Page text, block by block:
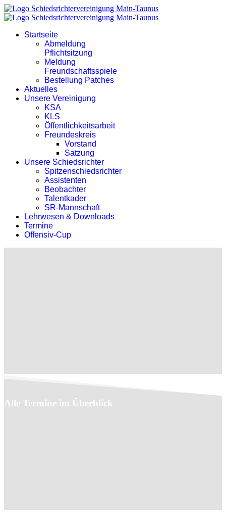
Startseite
Abmeldung
Pflichtsitzung
Meldung
Freundschaftsspiele
Bestellung Patches
Aktuelles
Unsere Vereinigung
KSA
KLS
Öffentlichkeitsarbeit
Freundeskreis
Vorstand
Satzung
Unsere Schiedsrichter
Spitzenschiedsrichter
Assistenten
Beobachter
Talentkader
SR-Mannschaft
Lehrwesen & Downloads
Termine
Offensiv-Cup
Alle Termine im Überblick